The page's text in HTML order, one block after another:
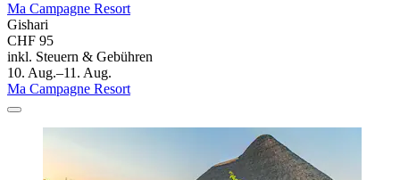
Ma Campagne Resort
Gishari
CHF 95
inkl. Steuern & Gebühren
10. Aug.–11. Aug.
Ma Campagne Resort